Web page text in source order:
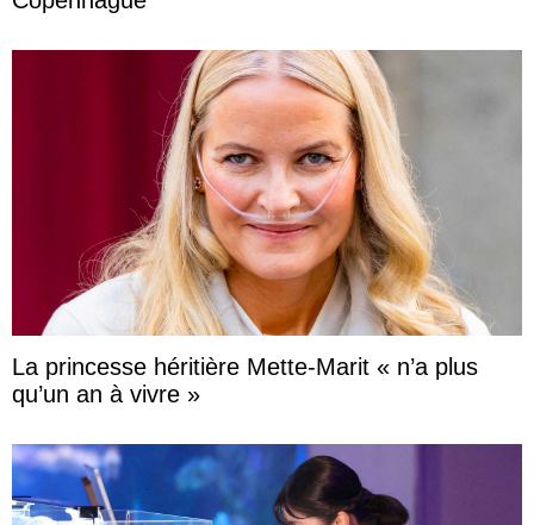
La princesse héritière Mette-Marit « n’a plus
qu’un an à vivre »